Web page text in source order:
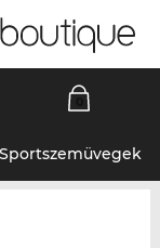
Sportszemüvegek